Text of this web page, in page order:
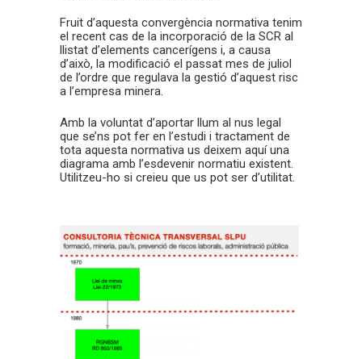
Fruit d’aquesta convergència normativa tenim
el recent cas de la incorporació de la SCR al
llistat d’elements cancerígens i, a causa
d’això, la modificació el passat mes de juliol
de l’ordre que regulava la gestió d’aquest risc
a l’empresa minera.
Amb la voluntat d’aportar llum al nus legal
que se’ns pot fer en l’estudi i tractament de
tota aquesta normativa us deixem aquí una
diagrama amb l’esdevenir normatiu existent.
Utilitzeu-ho si creieu que us pot ser d’utilitat.